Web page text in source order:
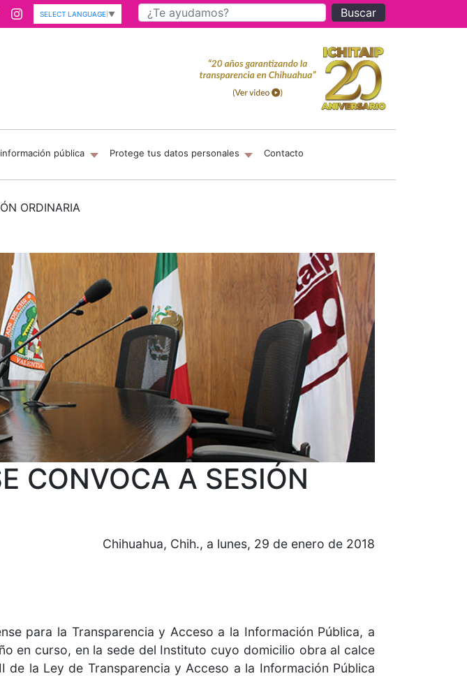
Buscar
SELECT LANGUAGE ▼
pública Protege tus datos personales Contacto
ORDINARIA
CONVOCA A SESIÓN
Chihuahua, Chih., a lunes, 29 de enero de 2018
para la Transparencia y Acceso a la Información Pública, a
en curso, en la sede del Instituto cuyo domicilio obra al calce
la Ley de Transparencia y Acceso a la Información Pública